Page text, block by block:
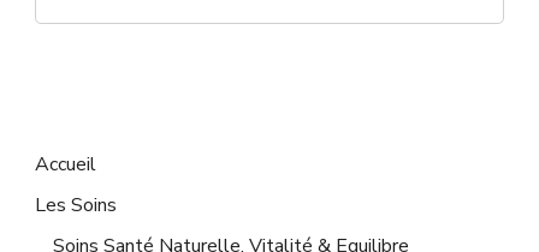
Accueil
Les Soins
Soins Santé Naturelle, Vitalité & Equilibre